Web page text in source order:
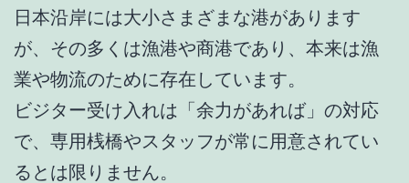
日本沿岸には大小さまざまな港があります
が、その多くは漁港や商港であり、本来は漁
業や物流のために存在しています。
ビジター受け入れは「余力があれば」の対応
で、専用桟橋やスタッフが常に用意されてい
るとは限りません。